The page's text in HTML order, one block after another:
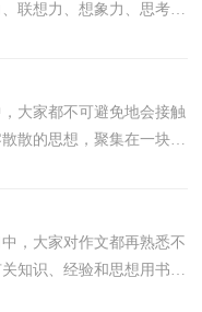
联想力、想象力、思考力
文很难...
大家都不可避免地会接触
散的思想，聚集在一块。
整理的诚信高...
，大家对作文都再熟悉不
知识、经验和思想用书面
莫展吗...